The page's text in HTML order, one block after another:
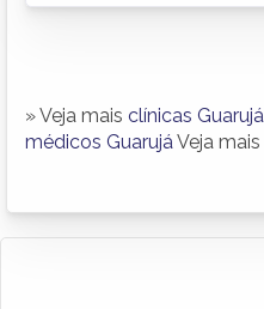
» Veja mais clínicas Guarujá
médicos Guarujá Veja mais